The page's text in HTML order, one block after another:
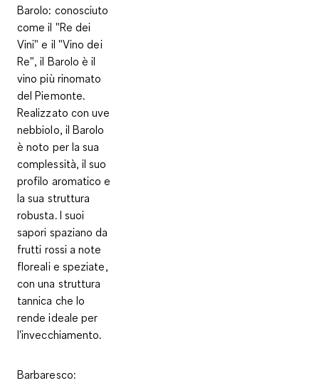
Barolo: conosciuto
come il "Re dei
Vini" e il "Vino dei
Re", il Barolo è il
vino più rinomato
del Piemonte.
Realizzato con uve
nebbiolo, il Barolo
è noto per la sua
complessità, il suo
profilo aromatico e
la sua struttura
robusta. I suoi
sapori spaziano da
frutti rossi a note
floreali e speziate,
con una struttura
tannica che lo
rende ideale per
l'invecchiamento.
Barbaresco: